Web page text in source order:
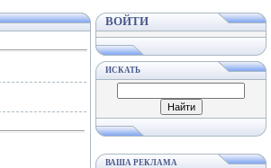
ВОЙТИ
ИСКАТЬ
ВАША РЕКЛАМА